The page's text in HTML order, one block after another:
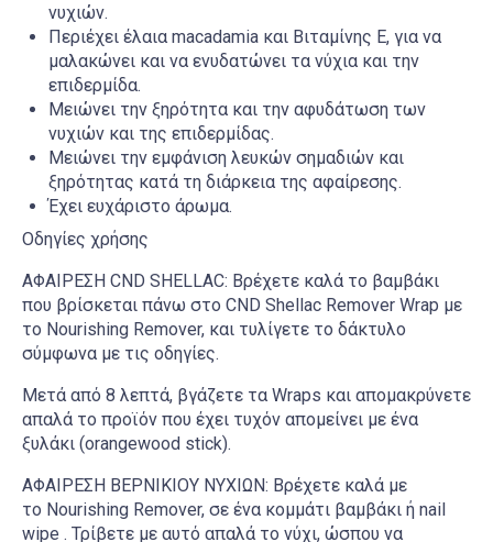
νυχιών.
Περιέχει έλαια macadamia και Βιταμίνης Ε, για να
μαλακώνει και να ενυδατώνει τα νύχια και την
επιδερμίδα.
Μειώνει την ξηρότητα και την αφυδάτωση των
νυχιών και της επιδερμίδας.
Μειώνει την εμφάνιση λευκών σημαδιών και
ξηρότητας κατά τη διάρκεια της αφαίρεσης.
Έχει ευχάριστο άρωμα.
Οδηγίες χρήσης
ΑΦΑΙΡΕΣΗ CND SHELLAC: Βρέχετε καλά το βαμβάκι
που βρίσκεται πάνω στο CND Shellac Remover Wrap με
το Nourishing Remover, και τυλίγετε το δάκτυλο
σύμφωνα με τις οδηγίες.
Μετά από 8 λεπτά, βγάζετε τα Wraps και απομακρύνετε
απαλά το προϊόν που έχει τυχόν απομείνει με ένα
ξυλάκι (orangewood stick).
ΑΦΑΙΡΕΣΗ ΒΕΡΝΙΚΙΟΥ ΝΥΧΙΩΝ: Βρέχετε καλά με
το Nourishing Remover, σε ένα κομμάτι βαμβάκι ή nail
wipe . Τρίβετε με αυτό απαλά το νύχι, ώσπου να